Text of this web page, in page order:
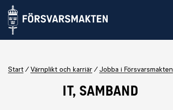
Start Värnplikt och karriär Jobba i Försvarsmakten
IT, Samband